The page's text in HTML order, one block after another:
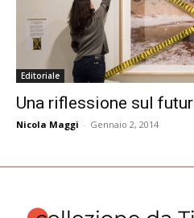
Editoriale
Una riflessione sul
Nicola Maggi - Gennaio 2, 2014